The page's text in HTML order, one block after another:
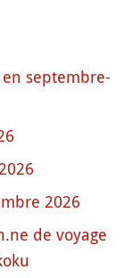
septembre-
2026
de voyage